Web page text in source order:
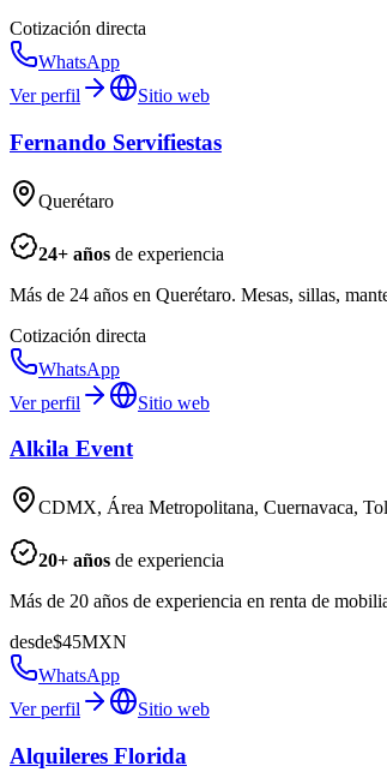
Cotización directa
WhatsApp
Ver perfil
Sitio web
Fernando Servifiestas
Querétaro
24+ años de experiencia
Más de 24 años en Querétaro. Mesas, sillas,
Cotización directa
WhatsApp
Ver perfil
Sitio web
Alkila Event
CDMX, Área Metropolitana, Cuernavaca,
20+ años de experiencia
Más de 20 años de experiencia en renta de
desde$45MXN
WhatsApp
Ver perfil
Sitio web
Alquileres Florida